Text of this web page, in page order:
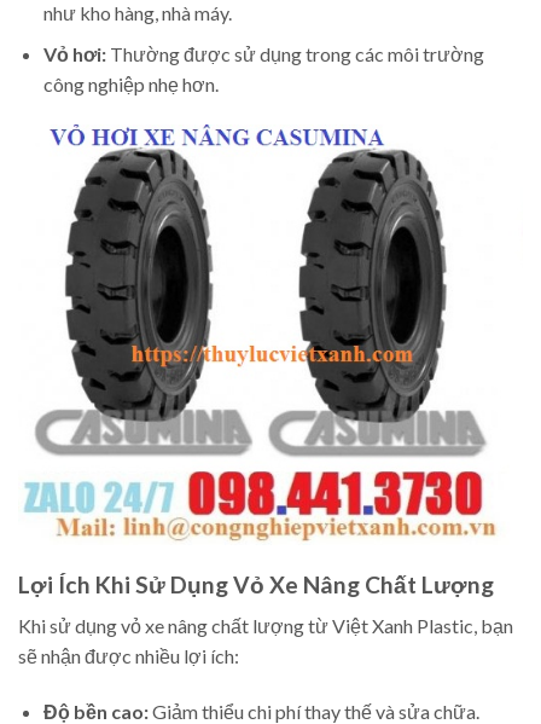
như kho hàng, nhà máy.
Vỏ hơi:Thường được sử dụng trong các môi trường
công nghiệp nhẹ hơn.
Lợi Ích Khi Sử Dụng Vỏ Xe Nâng Chất Lượng
Khi sử dụng vỏ xe nâng chất lượng từ Việt Xanh Plastic, bạn
sẽ nhận được nhiều lợi ích:
Độ bền cao:Giảm thiểu chi phí thay thế và sửa chữa.